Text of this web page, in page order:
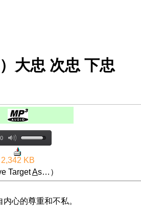
大忠 次忠 下忠
2,342 KB
TargetAs…）
心的尊重和不私。